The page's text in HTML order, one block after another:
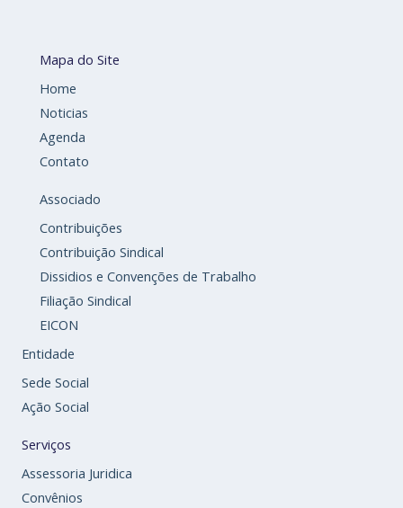
Mapa do Site
Home
Noticias
Agenda
Contato
Associado
Contribuições
Contribuição Sindical
Dissidios e Convenções de Trabalho
Filiação Sindical
EICON
Entidade
Sede Social
Ação Social
Serviços
Assessoria Juridica
Convênios